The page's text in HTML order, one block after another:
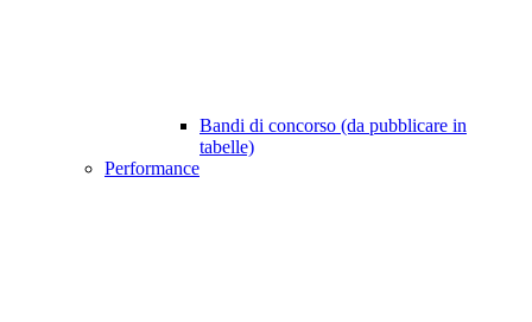
Bandi di concorso (da pubblicare in
tabelle)
Performance